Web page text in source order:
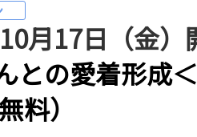
月17日（金）
との愛着形成
料）